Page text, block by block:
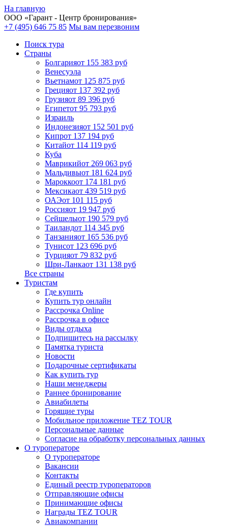
На главную
ООО «Гарант - Центр бронирования»
+7 (495) 646 75 85 Мы вам перезвоним
Поиск тура
Cтраны
Болгарияот 155 383 руб
Венесуэла
Вьетнамот 125 875 руб
Грецияот 137 392 руб
Грузияот 89 396 руб
Египетот 95 793 руб
Израиль
Индонезияот 152 501 руб
Кипрот 137 194 руб
Китайот 114 119 руб
Куба
Маврикийот 269 063 руб
Мальдивыот 181 624 руб
Мароккоот 174 181 руб
Мексикаот 439 519 руб
ОАЭот 101 115 руб
Россияот 19 947 руб
Сейшелыот 190 579 руб
Таиландот 114 345 руб
Танзанияот 165 536 руб
Тунисот 123 696 руб
Турцияот 79 832 руб
Шри-Ланкаот 131 138 руб
Все страны
Туристам
Где купить
Купить тур онлайн
Рассрочка Online
Рассрочка в офисе
Виды отдыха
Подпишитесь на рассылку
Памятка туриста
Новости
Подарочные сертификаты
Как купить тур
Наши менеджеры
Раннее бронирование
Авиабилеты
Горящие туры
Мобильное приложение TEZ TOUR
Персональные данные
Согласие на обработку персональных данных
О туроператоре
О туроператоре
Вакансии
Контакты
Единый реестр туроператоров
Отправляющие офисы
Принимающие офисы
Награды TEZ TOUR
Авиакомпании